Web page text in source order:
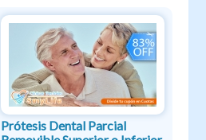
Prótesis Dental Parcial